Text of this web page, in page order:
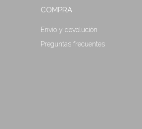
COMPRA
Envío y devolución
Preguntas frecuentes